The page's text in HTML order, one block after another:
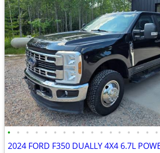
• • • • • • • • • • • • • • • • •